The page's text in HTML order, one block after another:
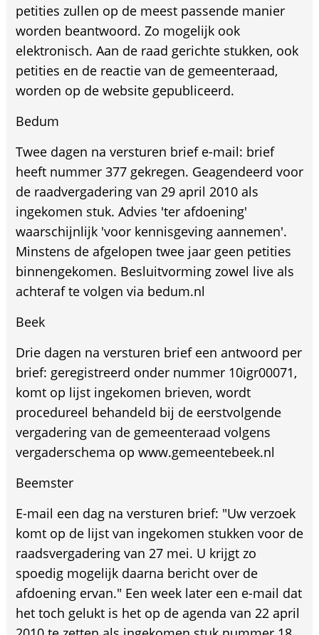
petities zullen op de meest passende manier
worden beantwoord. Zo mogelijk ook
elektronisch. Aan de raad gerichte stukken, ook
petities en de reactie van de gemeenteraad,
worden op de website gepubliceerd.
Bedum
Twee dagen na versturen brief e-mail: brief
heeft nummer 377 gekregen. Geagendeerd voor
de raadvergadering van 29 april 2010 als
ingekomen stuk. Advies 'ter afdoening'
waarschijnlijk 'voor kennisgeving aannemen'.
Minstens de afgelopen twee jaar geen petities
binnengekomen. Besluitvorming zowel live als
achteraf te volgen via bedum.nl
Beek
Drie dagen na versturen brief een antwoord per
brief: geregistreerd onder nummer 10igr00071,
komt op lijst ingekomen brieven, wordt
procedureel behandeld bij de eerstvolgende
vergadering van de gemeenteraad volgens
vergaderschema op www.gemeentebeek.nl
Beemster
E-mail een dag na versturen brief: "Uw verzoek
komt op de lijst van ingekomen stukken voor de
raadsvergadering van 27 mei. U krijgt zo
spoedig mogelijk daarna bericht over de
afdoening ervan." Een week later een e-mail dat
het toch gelukt is het op de agenda van 22 april